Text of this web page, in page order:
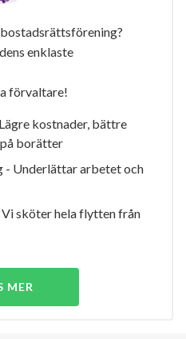
enklaste
förvaltare!
kostnader, bättre
borätter
- Underlättar arbetet och
sköter hela flytten från
MER